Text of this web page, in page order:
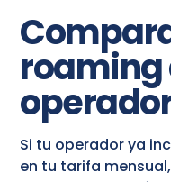
roaming
Si tu operador ya
en tu tarifa